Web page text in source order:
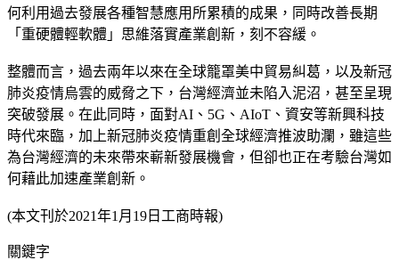
何利用過去發展各種智慧應用所累積的成果，同時改善長期
「重硬體輕軟體」思維落實產業創新，刻不容緩。
整體而言，過去兩年以來在全球籠罩美中貿易糾葛，以及新冠
肺炎疫情烏雲的威脅之下，台灣經濟並未陷入泥沼，甚至呈現
突破發展。在此同時，面對AI、5G、AIoT、資安等新興科技
時代來臨，加上新冠肺炎疫情重創全球經濟推波助瀾，雖這些
為台灣經濟的未來帶來嶄新發展機會，但卻也正在考驗台灣如
何藉此加速產業創新。
(本文刊於2021年1月19日工商時報)
關鍵字